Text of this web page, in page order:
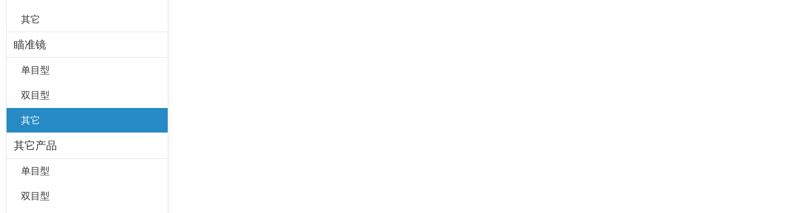
其它
瞄准镜
单目型
双目型
其它
其它产品
单目型
双目型